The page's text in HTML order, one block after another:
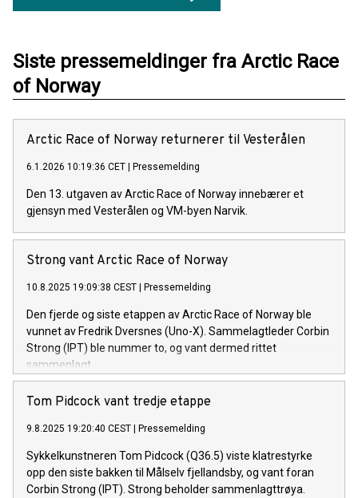
Siste pressemeldinger fra Arctic Race
of Norway
Arctic Race of Norway returnerer til Vesterålen
6.1.2026 10:19:36 CET Pressemelding
Den 13. utgaven av Arctic Race of Norway innebærer et
gjensyn med Vesterålen og VM-byen Narvik.
Strong vant Arctic Race of Norway
10.8.2025 19:09:38 CEST Pressemelding
Den fjerde og siste etappen av Arctic Race of Norway ble
vunnet av Fredrik Dversnes (Uno-X). Sammelagtleder Corbin
Strong (IPT) ble nummer to, og vant dermed rittet
sammenlagt.
Tom Pidcock vant tredje etappe
9.8.2025 19:20:40 CEST Pressemelding
Sykkelkunstneren Tom Pidcock (Q36.5) viste klatrestyrke
opp den siste bakken til Målselv fjellandsby, og vant foran
Corbin Strong (IPT). Strong beholder sammenlagttrøya.